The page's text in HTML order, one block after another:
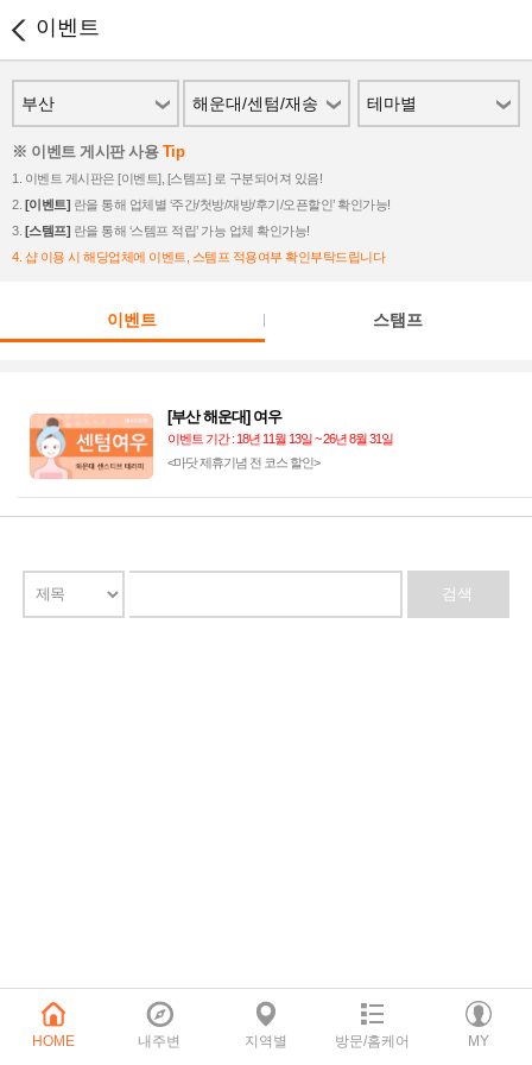
이벤트
부산 해운대/센텀/재송 테마별
※ 이벤트 게시판 사용 Tip
1. 이벤트 게시판은 [이벤트], [스템프] 로 구분되어져 있음!
2. [이벤트] 란을 통해 업체별 ‘주간/첫방/재방/후기/오픈할인’ 확인가능!
3. [스템프] 란을 통해 ‘스템프 적립’ 가능 업체 확인가능!
4. 샵 이용 시 해당업체에 이벤트, 스템프 적용여부 확인부탁드립니다
이벤트 스탬프
[부산 해운대] 여우
이벤트 기간 : 18년 11월 13일 ~ 26년 8월 31일
<마닷 제휴기념 전 코스 할인>
HOME 내주변 지역별 방문/홈케어 MY